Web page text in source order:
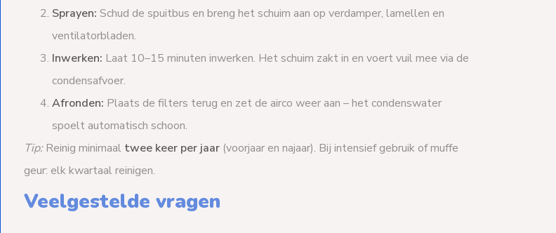
Sprayen: Schud de spuitbus en breng het schuim aan op verdamper, lamellen en
ventilatorbladen.
Inwerken: Laat 10–15 minuten inwerken. Het schuim zakt in en voert vuil mee via de
condensafvoer.
Afronden: Plaats de filters terug en zet de airco weer aan – het condenswater
spoelt automatisch schoon.
Tip:Reinig minimaal twee keer per jaar(voorjaar en najaar). Bij intensief gebruik of muffe
geur: elk kwartaal reinigen.
Veelgestelde vragen